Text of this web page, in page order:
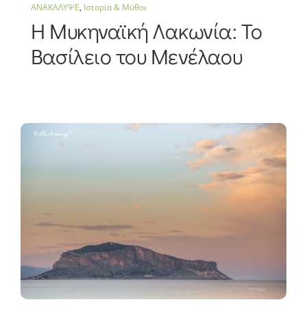
ΑΝΑΚΑΛΥΨΕ, Ιστορία & Μύθοι
Η Μυκηναϊκή Λακωνία: Το
Βασίλειο του Μενέλαου